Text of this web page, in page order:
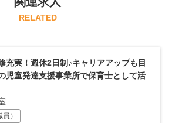
RELATED
充実！週休2日制♪キャリアアップも目
児童発達支援事業所で保育士として活
）